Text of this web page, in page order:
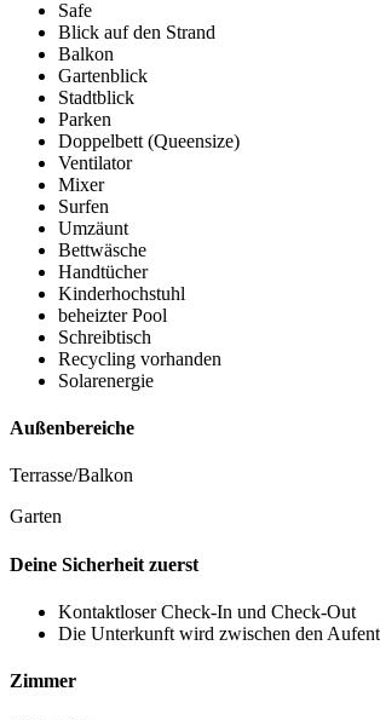
Safe
Blick auf den Strand
Balkon
Gartenblick
Stadtblick
Parken
Doppelbett (Queensize)
Ventilator
Mixer
Surfen
Umzäunt
Bettwäsche
Handtücher
Kinderhochstuhl
beheizter Pool
Schreibtisch
Recycling vorhanden
Solarenergie
Außenbereiche
Terrasse/Balkon
Garten
Deine Sicherheit zuerst
Kontaktloser Check-In und Check-Out
Die Unterkunft wird zwischen den
Zimmer